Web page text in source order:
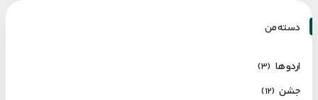
دسته من
اردو ها (۳)
جشن (۱۲)